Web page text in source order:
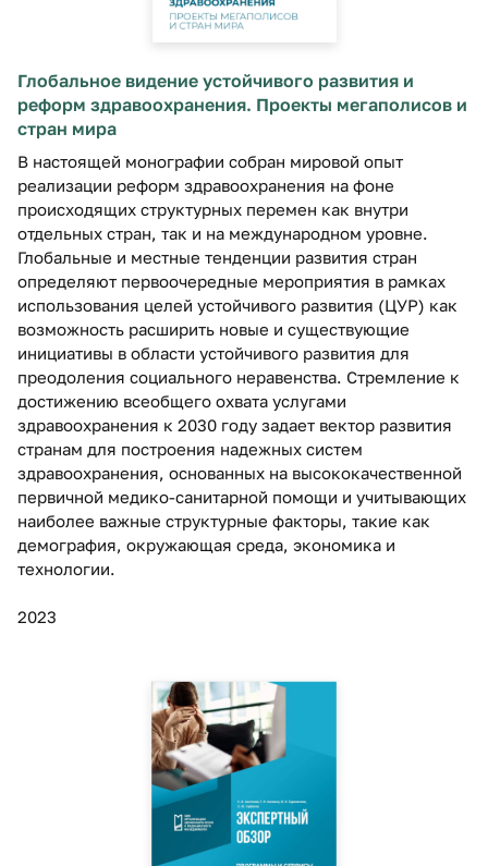
Глобальное видение устойчивого развития и
реформ здравоохранения. Проекты мегаполисов и
стран мира
В настоящей монографии собран мировой опыт
реализации реформ здравоохранения на фоне
происходящих структурных перемен как внутри
отдельных стран, так и на международном уровне.
Глобальные и местные тенденции развития стран
определяют первоочередные мероприятия в рамках
использования целей устойчивого развития (ЦУР) как
возможность расширить новые и существующие
инициативы в области устойчивого развития для
преодоления социального неравенства. Стремление к
достижению всеобщего охвата услугами
здравоохранения к 2030 году задает вектор развития
странам для построения надежных систем
здравоохранения, основанных на высококачественной
первичной медико-санитарной помощи и учитывающих
наиболее важные структурные факторы, такие как
демография, окружающая среда, экономика и
технологии.
2023